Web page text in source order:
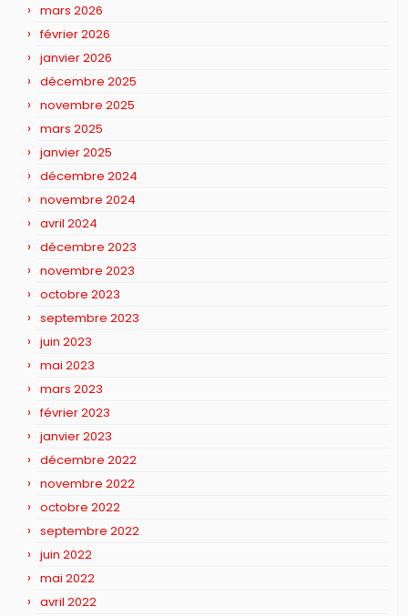
mars 2026
février 2026
janvier 2026
décembre 2025
novembre 2025
mars 2025
janvier 2025
décembre 2024
novembre 2024
avril 2024
décembre 2023
novembre 2023
octobre 2023
septembre 2023
juin 2023
mai 2023
mars 2023
février 2023
janvier 2023
décembre 2022
novembre 2022
octobre 2022
septembre 2022
juin 2022
mai 2022
avril 2022